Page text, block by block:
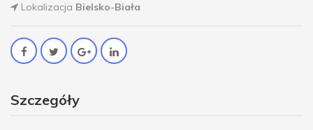
Lokalizacja Bielsko-Biała
Szczegóły